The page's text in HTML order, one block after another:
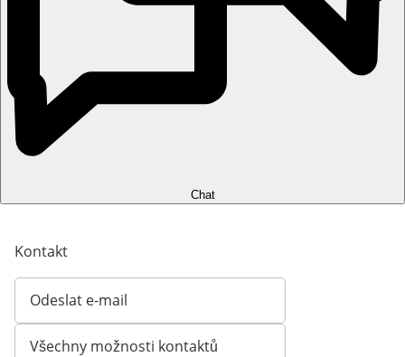
Chat
Kontakt
Odeslat e-mail
Otevírá e-mailového klienta
Všechny možnosti kontaktů